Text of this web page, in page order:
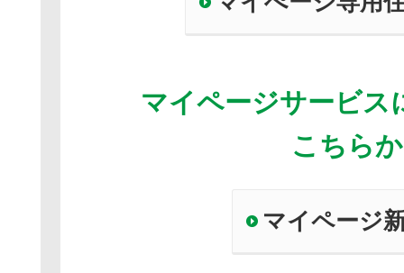
マイページサービス
こちら
マイページ